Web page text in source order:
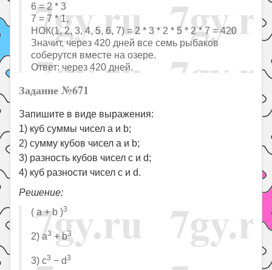
6 = 2 * 3
7 = 7 * 1,
НОК(1, 2, 3, 4, 5, 6, 7) = 2 * 3 * 2 * 5 * 2 * 7 = 420
Значит, через 420 дней все семь рыбаков
соберутся вместе на озере.
Ответ: через 420 дней.
Задание №671
Запишите в виде выражения:
1) куб суммы чисел a и b;
2) сумму кубов чисел a и b;
3) разность кубов чисел c и d;
4) куб разности чисел c и d.
Решение:
( a + b )3
2) a3 + b3
3) c3 − d3